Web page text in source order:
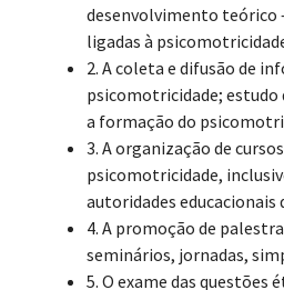
desenvolvimento teórico
ligadas à
2. A coleta e difusão de
psicomotricidade; estudo
a formação do
3. A organização de
psicomotricidade,
autoridades educacionais
4. A promoção de
seminários, jornadas,
5. O exame das questões